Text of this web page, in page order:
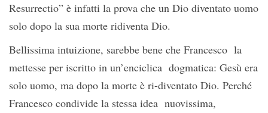
Resurrectio” è infatti la prova che un Dio diventato uomo
solo dopo la sua morte ridiventa Dio.
Bellissima intuizione, sarebbe bene che Francesco la
mettesse per iscritto in un’enciclica dogmatica: Gesù era
solo uomo, ma dopo la morte è ri-diventato Dio. Perché
Francesco condivide la stessa idea nuovissima,